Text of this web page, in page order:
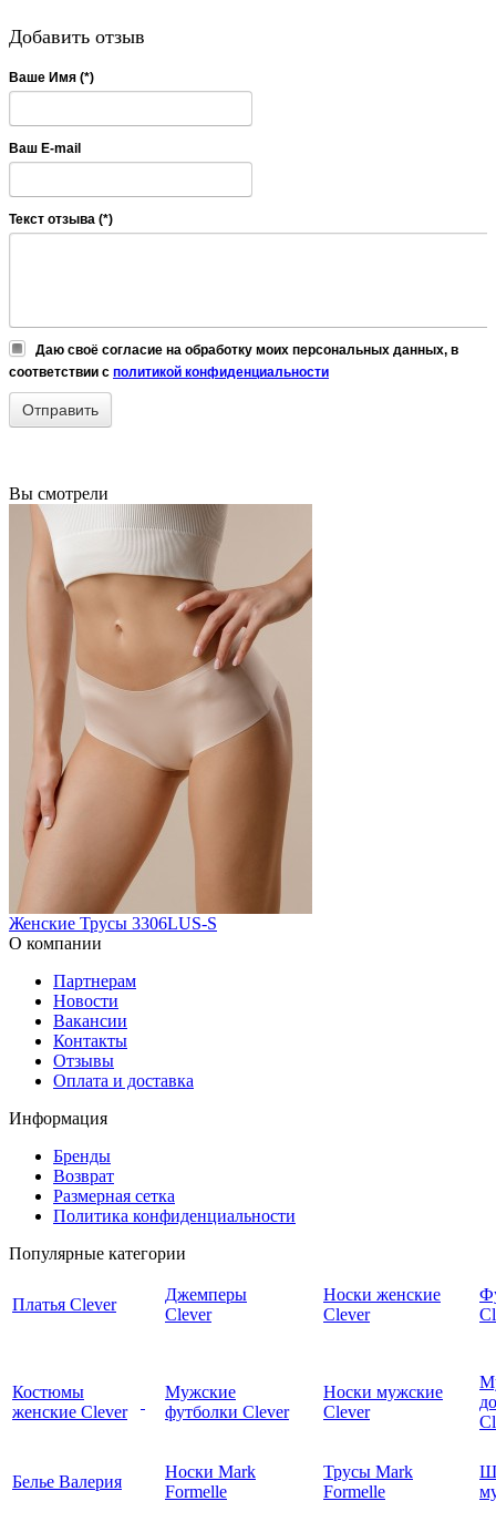
Добавить отзыв
Ваше Имя (*)
Ваш E-mail
Текст отзыва (*)
Даю своё согласие на обработку моих персональных данных, в
соответствии с политикой конфиденциальности
Вы смотрели
Женские Трусы 3306LUS-S
О компании
Партнерам
Новости
Вакансии
Контакты
Отзывы
Оплата и доставка
Информация
Бренды
Возврат
Размерная сетка
Политика конфиденциальности
Популярные категории
Платья Clever
Джемперы
Clever
Носки женские
Clever
Костюмы
женские Clever
Мужские
футболки Clever
Носки мужские
Clever
Белье Валерия
Носки Mark
Formelle
Трусы Mark
Formelle